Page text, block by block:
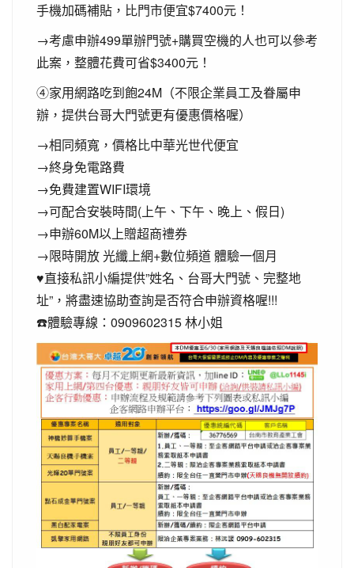
手機加碼補貼，比門市便宜$7400元！
→考慮申辦499單辦門號+購買空機的人也可以參考
此案，整體花費可省$3400元！
④家用網路吃到飽24M（不限企業員工及眷屬申
辦，提供台哥大門號更有優惠價格喔）
→相同頻寬，價格比中華光世代便宜
→終身免電路費
→免費建置WIFI環境
→可配合安裝時間(上午、下午、晚上、假日)
→申辦60M以上贈超商禮券
→限時開放 光纖上網+數位頻道 體驗一個月
♥直接私訊小編提供”姓名、台哥大門號、完整地
址”，將盡速協助查詢是否符合申辦資格喔!!!
☎️體驗專線：0909602315 林小姐